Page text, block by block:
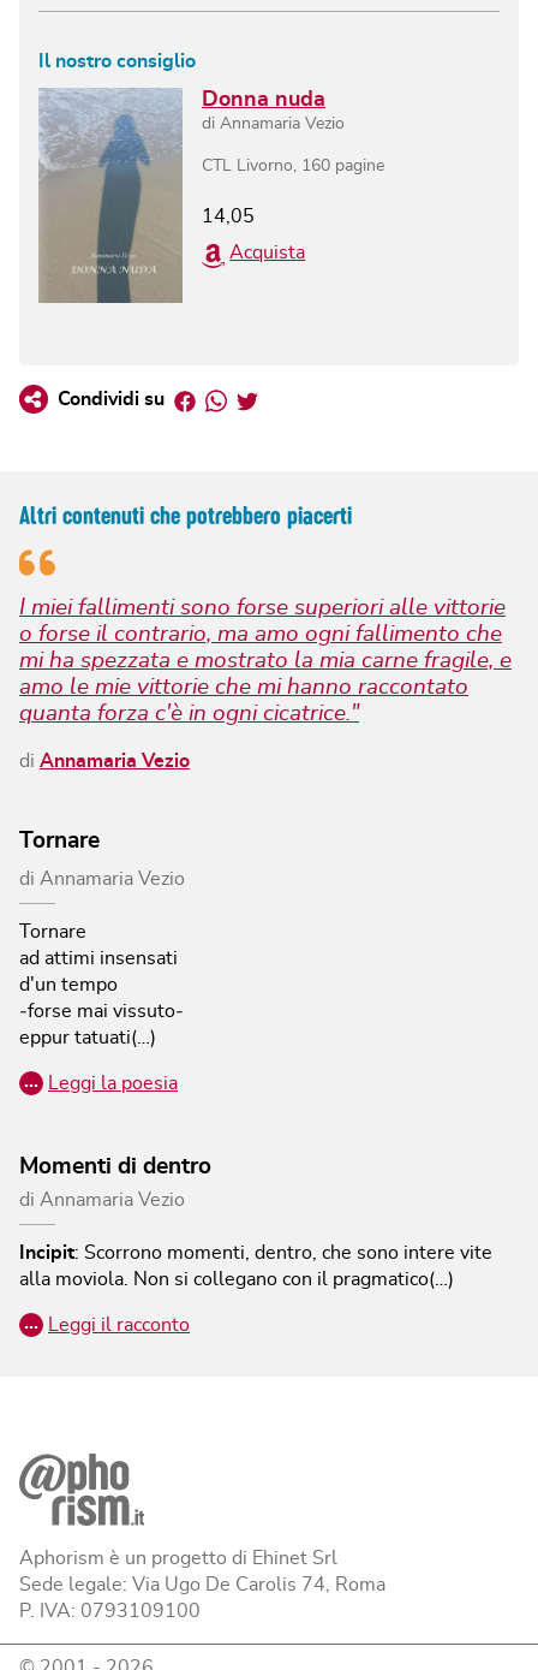
Il nostro consiglio
Donna nuda
di Annamaria Vezio
CTL Livorno 160 pagine
14,05
Acquista
Condividi su Facebook
Whatsapp
Twitter
Altri contenuti che potrebbero piacerti
I miei fallimenti sono forse superiori alle vittorie
o forse il contrario, ma amo ogni fallimento che
mi ha spezzata e mostrato la mia carne fragile, e
amo le mie vittorie che mi hanno raccontato
quanta forza c'è in ogni cicatrice."
di Annamaria Vezio
Tornare
di Annamaria Vezio
Tornare
ad attimi insensati
d'un tempo
‐forse mai vissuto‐
eppur tatuati(…)
… Leggi la poesia
Momenti di dentro
di Annamaria Vezio
Incipit: Scorrono momenti, dentro, che sono intere vite
alla moviola. Non si collegano con il pragmatico(…)
… Leggi il racconto
Aphorism è un progetto di Ehinet Srl
Sede legale: Via Ugo De Carolis 74, Roma
P. IVA: 0793109100